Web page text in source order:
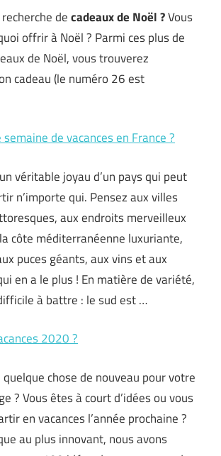
decadeaux de Noël ?Vous
offrir à Noël ? Parmi ces plus de
de Noël, vous trouverez
cadeau (le numéro 26 est
de vacances en France ?
véritable joyau d’un pays qui peut
n’importe qui. Pensez aux villes
aux endroits merveilleux
côte méditerranéenne luxuriante,
puces géants, aux vins et aux
en a le plus ! En matière de variété,
à battre : le sud est …
2020 ?
quelque chose de nouveau pour votre
? Vous êtes à court d’idées ou vous
en vacances l’année prochaine ?
au plus innovant, nous avons